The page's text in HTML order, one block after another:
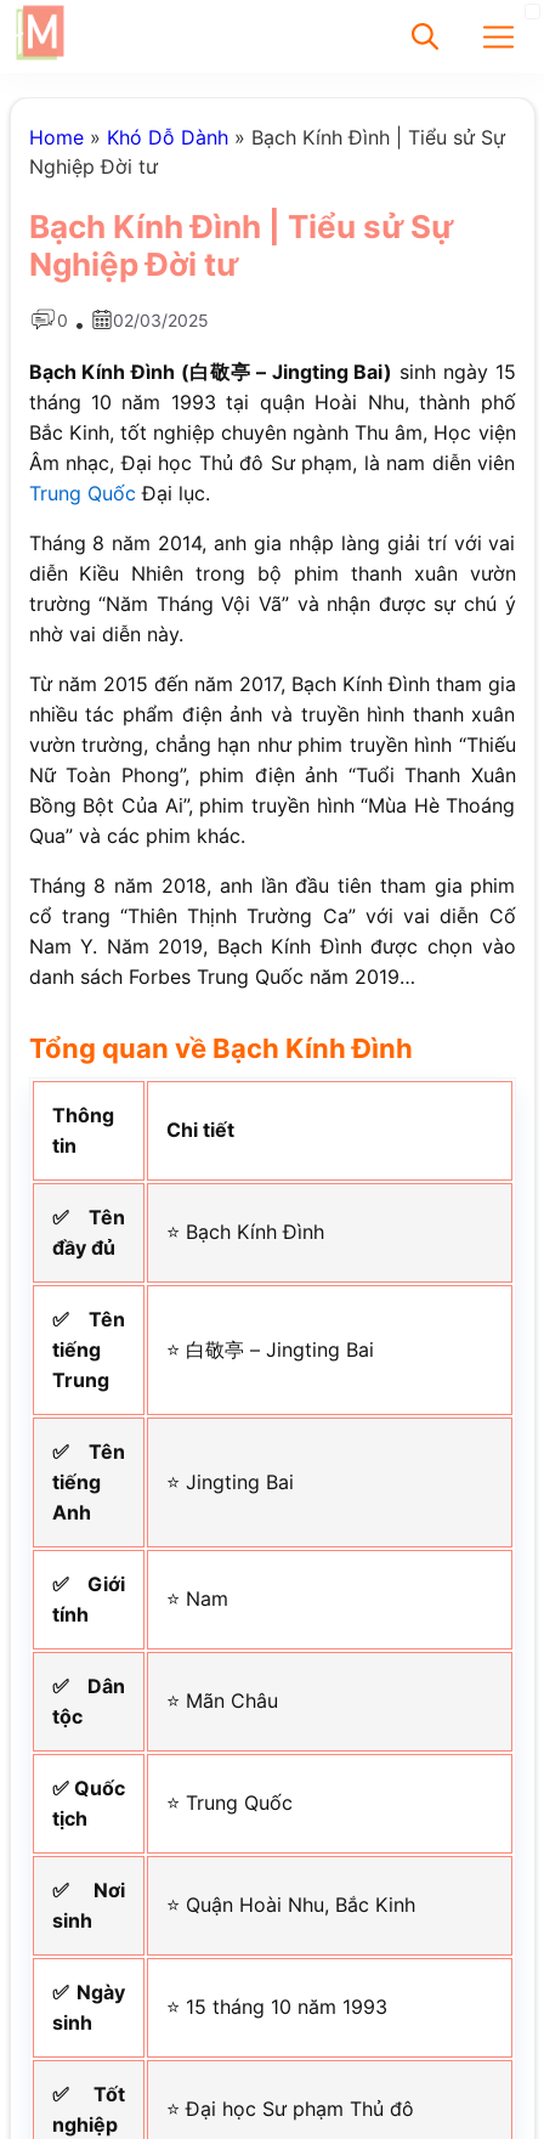
Home» Khó Dỗ Dành» Bạch Kính Đình | Tiểu sử Sự
Nghiệp Đời tư
Bạch Kính Đình | Tiểu sử Sự
Nghiệp Đời tư
0 • 02/03/2025
Bạch Kính Đình (白敬亭 – Jingting Bai) sinh ngày 15
tháng 10 năm 1993 tại quận Hoài Nhu, thành phố
Bắc Kinh, tốt nghiệp chuyên ngành Thu âm, Học viện
Âm nhạc, Đại học Thủ đô Sư phạm, là nam diễn viên
Trung Quốc Đại lục.
Tháng 8 năm 2014, anh gia nhập làng giải trí với vai
diễn Kiều Nhiên trong bộ phim thanh xuân vườn
trường “Năm Tháng Vội Vã” và nhận được sự chú ý
nhờ vai diễn này.
Từ năm 2015 đến năm 2017, Bạch Kính Đình tham gia
nhiều tác phẩm điện ảnh và truyền hình thanh xuân
vườn trường, chẳng hạn như phim truyền hình “Thiếu
Nữ Toàn Phong”, phim điện ảnh “Tuổi Thanh Xuân
Bồng Bột Của Ai”, phim truyền hình “Mùa Hè Thoáng
Qua” và các phim khác.
Tháng 8 năm 2018, anh lần đầu tiên tham gia phim
cổ trang “Thiên Thịnh Trường Ca” với vai diễn Cố
Nam Y. Năm 2019, Bạch Kính Đình được chọn vào
danh sách Forbes Trung Quốc năm 2019…
Tổng quan về Bạch Kính Đình
Thông
tin
Chi tiết
✅ Tên
đầy đủ
⭐ Bạch Kính Đình
✅ Tên
tiếng
Trung
⭐ 白敬亭 – Jingting Bai
✅ Tên
tiếng
Anh
⭐ Jingting Bai
✅ Giới
tính
⭐ Nam
✅ Dân
tộc
⭐ Mãn Châu
✅ Quốc
tịch
⭐ Trung Quốc
✅ Nơi
sinh
⭐ Quận Hoài Nhu, Bắc Kinh
✅ Ngày
sinh
⭐ 15 tháng 10 năm 1993
✅ Tốt
nghiệp
⭐ Đại học Sư phạm Thủ đô